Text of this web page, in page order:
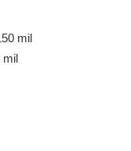
mil
mil